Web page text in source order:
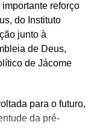
reforço
do Instituto
junto à
de Deus,
de Jácome
para o futuro,
da pré-